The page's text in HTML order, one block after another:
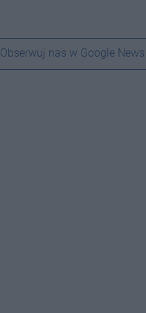
Obserwuj nas w Google News